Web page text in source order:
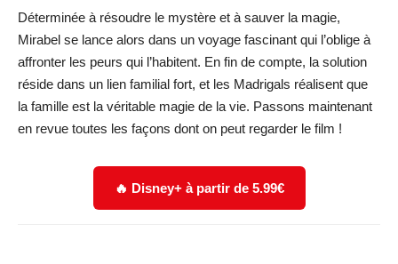
Déterminée à résoudre le mystère et à sauver la magie,
Mirabel se lance alors dans un voyage fascinant qui l’oblige à
affronter les peurs qui l’habitent. En fin de compte, la solution
réside dans un lien familial fort, et les Madrigals réalisent que
la famille est la véritable magie de la vie. Passons maintenant
en revue toutes les façons dont on peut regarder le film !
🔥 Disney+ à partir de 5.99€